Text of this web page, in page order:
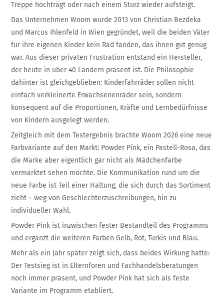
Treppe hochträgt oder nach einem Sturz wieder aufsteigt.
Das Unternehmen Woom wurde 2013 von Christian Bezdeka
und Marcus Ihlenfeld in Wien gegründet, weil die beiden Väter
für ihre eigenen Kinder kein Rad fanden, das ihnen gut genug
war. Aus dieser privaten Frustration entstand ein Hersteller,
der heute in über 40 Ländern präsent ist. Die Philosophie
dahinter ist gleichgeblieben: Kinderfahrräder sollen nicht
einfach verkleinerte Erwachsenenräder sein, sondern
konsequent auf die Proportionen, Kräfte und Lernbedürfnisse
von Kindern ausgelegt werden.
Zeitgleich mit dem Testergebnis brachte Woom 2026 eine neue
Farbvariante auf den Markt: Powder Pink, ein Pastell-Rosa, das
die Marke aber eigentlich gar nicht als Mädchenfarbe
vermarktet sehen möchte. Die Kommunikation rund um die
neue Farbe ist Teil einer Haltung, die sich durch das Sortiment
zieht – weg von Geschlechterzuschreibungen, hin zu
individueller Wahl.
Powder Pink ist inzwischen fester Bestandteil des Programms
und ergänzt die weiteren Farben Gelb, Rot, Türkis und Blau.
Mehr als ein Jahr später zeigt sich, dass beides Wirkung hatte:
Der Testsieg ist in Elternforen und Fachhandelsberatungen
noch immer präsent, und Powder Pink hat sich als feste
Variante im Programm etabliert.